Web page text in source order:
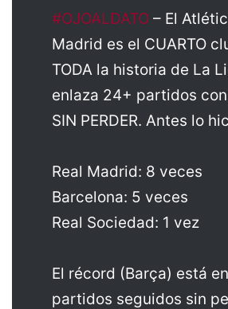
#OJOALDATO – El
Madrid es el CUARTO
TODA la historia de La
enlaza 24+ partidos
SIN PERDER. Antes lo
Real Madrid: 8 veces
Barcelona: 5 veces
Real Sociedad: 1 vez
El récord (Barça) está
partidos seguidos sin